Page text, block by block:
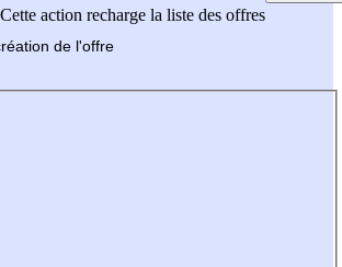
Cette action recharge la liste des offres
de l'offre